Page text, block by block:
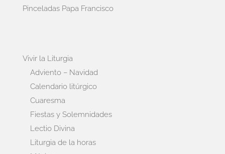
Pinceladas Papa Francisco
Vivir la Liturgia
Adviento – Navidad
Calendario litúrgico
Cuaresma
Fiestas y Solemnidades
Lectio Divina
Liturgia de la horas